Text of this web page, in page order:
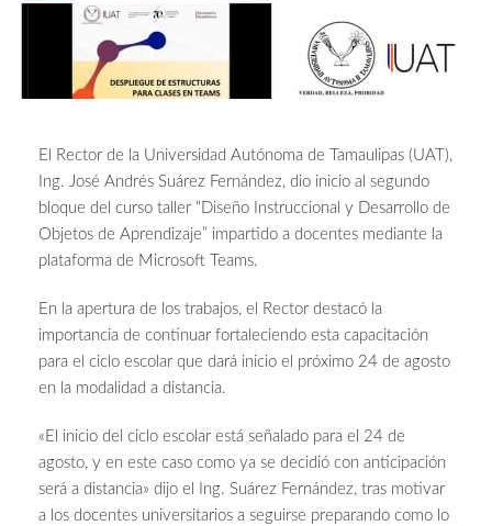
El Rector de la Universidad Autónoma de Tamaulipas (UAT),
Ing. José Andrés Suárez Fernández, dio inicio al segundo
bloque del curso taller “Diseño Instruccional y Desarrollo de
Objetos de Aprendizaje” impartido a docentes mediante la
plataforma de Microsoft Teams.
En la apertura de los trabajos, el Rector destacó la
importancia de continuar fortaleciendo esta capacitación
para el ciclo escolar que dará inicio el próximo 24 de agosto
en la modalidad a distancia.
«El inicio del ciclo escolar está señalado para el 24 de
agosto, y en este caso como ya se decidió con anticipación
será a distancia» dijo el Ing. Suárez Fernández, tras motivar
a los docentes universitarios a seguirse preparando como lo